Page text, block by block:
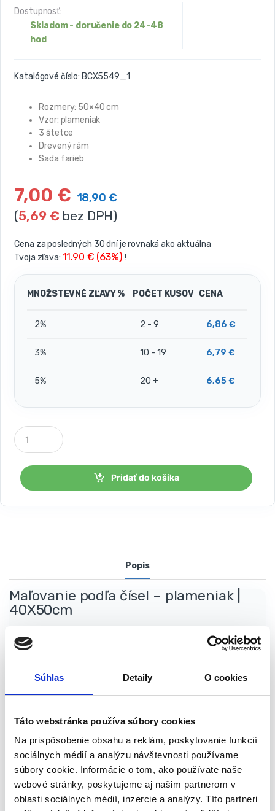
Súhlas Detaily O cookies
Táto webstránka používa súbory cookies
Na prispôsobenie obsahu a reklám, poskytovanie funkcií
sociálnych médií a analýzu návštevnosti používame
súbory cookie. Informácie o tom, ako používate naše
webové stránky, poskytujeme aj našim partnerom v
oblasti sociálnych médií, inzercie a analýzy. Títo partneri
Dostupnosť:
Skladom - doručenie do 24-48
hod
Katalógové číslo: BCX5549_1
Rozmery: 50×40 cm
Vzor: plameniak
3 štetce
Drevený rám
Sada farieb
7,00 € 18,90€
(5,69 € bez DPH)
Cena za posledných 30 dní je rovnaká ako aktuálna
Tvoja zľava: 11.90 € (63%) !
MNOŽSTEVNÉ ZĽAVY % POČET KUSOV CENA
2% 2 - 9 6,86 €
3% 10 - 19 6,79 €
5% 20 + 6,65€
P
o
č
s
Pridať do košíka
Popis
Maľovanie podľa čísel – plameniak |
40X50cm
Sada obsahuje farby označené číslami. Vďaka tomu viete,
vyplnení všetkých políčok podľa označenia farbou vznikne
skutočne nádherné dielo, ktoré môže ozdobiť steny vašej
Budete sa môcť pochváliť hosťom, že ste autorom takého
nádherného obrazu.
Na maľovanie vám postačí šálka vody, ostatné vecičky
nájdete v sade – plátno s obrázkom na vyfarbenie, tri
štetce rôznych hrúbok a farby.
Dostatok farieb na pokrytie celého obrazu.
Plátno je zospodu vystužené dreveným rámom. Určite vám